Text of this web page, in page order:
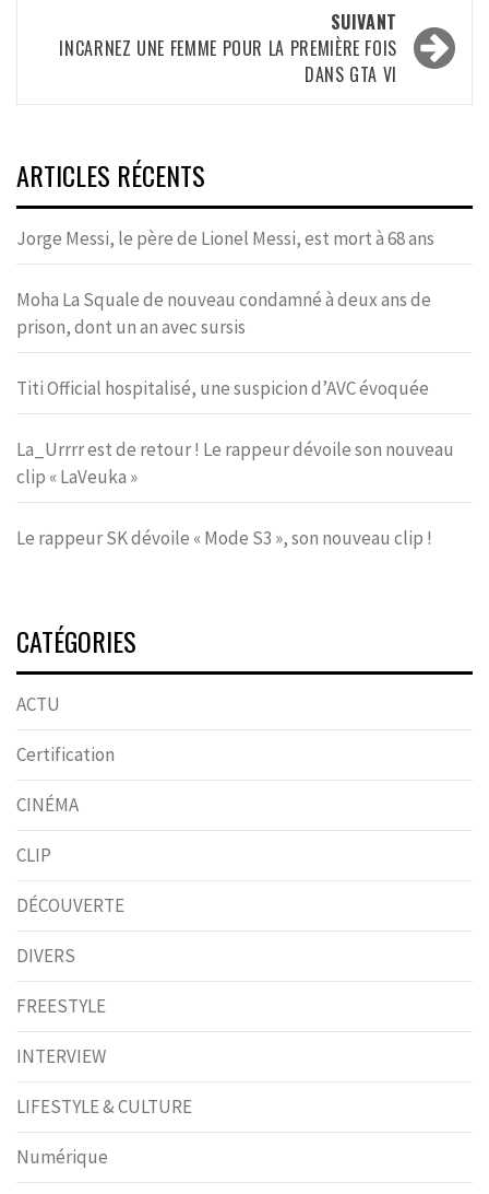
SUIVANT
INCARNEZ UNE FEMME POUR LA PREMIÈRE FOIS
DANS GTA VI
ARTICLES RÉCENTS
Jorge Messi, le père de Lionel Messi, est mort à 68 ans
Moha La Squale de nouveau condamné à deux ans de
prison, dont un an avec sursis
Titi Official hospitalisé, une suspicion d’AVC évoquée
La_Urrrr est de retour ! Le rappeur dévoile son nouveau
clip « LaVeuka »
Le rappeur SK dévoile « Mode S3 », son nouveau clip !
CATÉGORIES
ACTU
Certification
CINÉMA
CLIP
DÉCOUVERTE
DIVERS
FREESTYLE
INTERVIEW
LIFESTYLE & CULTURE
Numérique